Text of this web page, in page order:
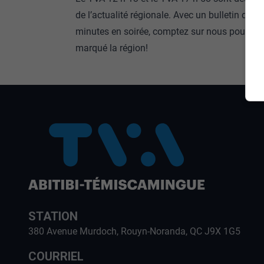
de l’actualité régionale. Avec un bulletin de
minutes en soirée, comptez sur nous pour
marqué la région!
STATION
380 Avenue Murdoch, Rouyn-Noranda, QC J9X 1G5
COURRIEL